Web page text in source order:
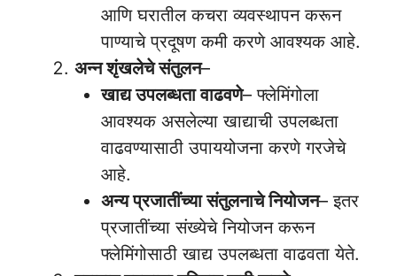
आणि घरातील कचरा व्यवस्थापन करून
पाण्याचे प्रदूषण कमी करणे आवश्यक आहे.
अन्न शृंखलेचे संतुलन–
खाद्य उपलब्धता वाढवणे– फ्लेमिंगोला
आवश्यक असलेल्या खाद्याची उपलब्धता
वाढवण्यासाठी उपाययोजना करणे गरजेचे
आहे.
अन्य प्रजातींच्या संतुलनाचे नियोजन– इतर
प्रजातींच्या संख्येचे नियोजन करून
फ्लेमिंगोसाठी खाद्य उपलब्धता वाढवता येते.